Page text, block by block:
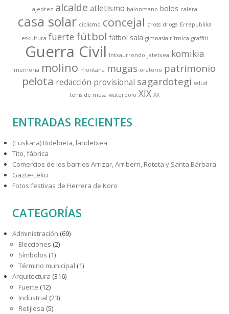
ajedrez alcalde atletismo balonmano bolos calera
casa solar ciclismo concejal cross droga Errepublika
eskultura fuerte fútbol fútbol sala gimnasia rítmica graffiti
Guerra Civil Intxaurrondo jatetxea komikia
memoria molino montaña mugas oratorio patrimonio
pelota redacción provisional sagardotegi salud
tenis de mesa waterpolo XIX XX
ENTRADAS RECIENTES
(Euskara) Bidebieta, landetxea
Tito, fábrica
Comercios de los barrios Arrizar, Arriberri, Roteta y Santa Bárbara
Gazte-Leku
Fotos festivas de Herrera de Koro
CATEGORÍAS
Administración (69)
Elecciones (2)
Símbolos (1)
Término municipal (1)
Arquitectura (316)
Fuerte (12)
Industrial (23)
Relijiosa (5)